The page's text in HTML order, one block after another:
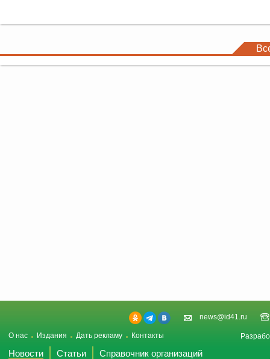
news@id41.ru
О нас Издания Дать рекламу Контакты
Новости Статьи
Справочник организаций